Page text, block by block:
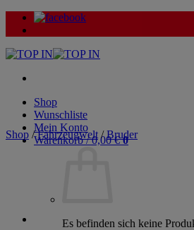
Zum
Inhalt
Shop
Wunschliste
Mein Konto
Warenkorb /0,00€ 0
Es befinden sich keine
Shop / Fahrzeugwelt / Bruder